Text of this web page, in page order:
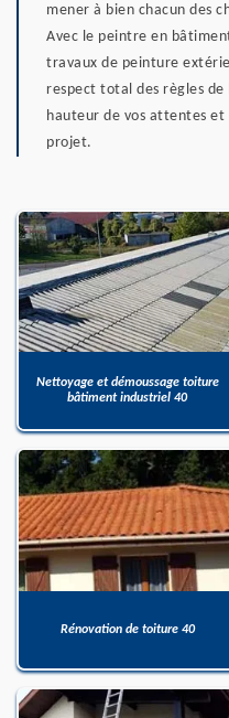
mener à bien chacun des
Avec le peintre en
travaux de peinture
respect total des règles
hauteur de vos attentes et
projet.
Nettoyage et démoussage toiture
bâtiment industriel 40
Rénovation de toiture 40